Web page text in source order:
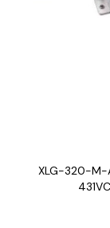
XLG-320-M-